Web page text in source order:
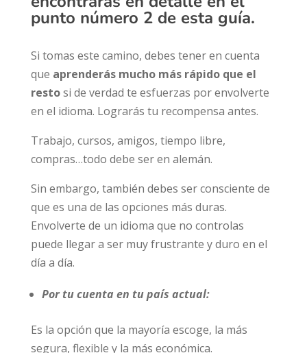
punto número 2 de esta guía.
Si tomas este camino, debes tener en cuenta
que aprenderás mucho más rápido que el
restosi de verdad te esfuerzas por envolverte
en el idioma. Lograrás tu recompensa antes.
Trabajo, cursos, amigos, tiempo libre,
compras…todo debe ser en alemán.
Sin embargo, también debes ser consciente de
que es una de las opciones más duras.
Envolverte de un idioma que no controlas
puede llegar a ser muy frustrante y duro en el
día a día.
Por tu cuenta en tu país actual:
Es la opción que la mayoría escoge, la más
segura, flexible y la más económica.